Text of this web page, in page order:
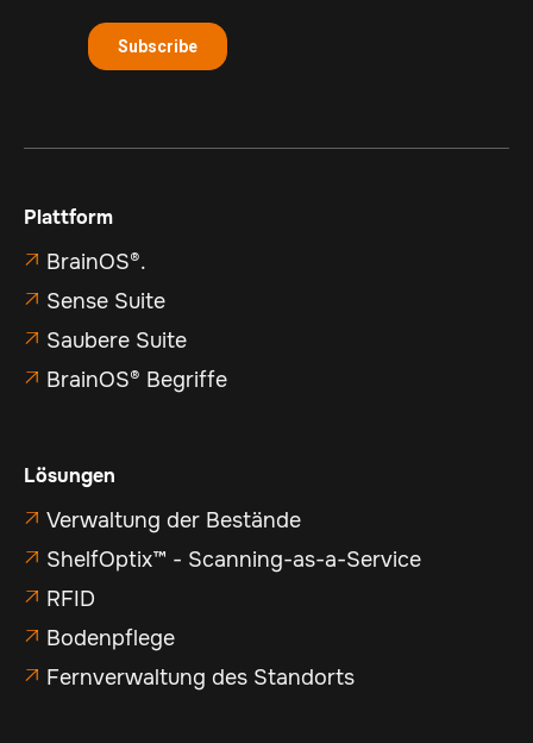
Plattform
 BrainOS®.
 Sense Suite
 Saubere Suite
 BrainOS® Begriffe
Lösungen
 Verwaltung der Bestände
 ShelfOptix™ - Scanning-as-a-Service
 RFID
 Bodenpflege
 Fernverwaltung des Standorts